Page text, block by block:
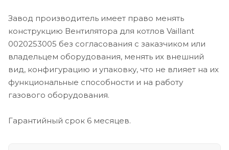
Завод производитель имеет право менять
конструкцию Вентилятора для котлов Vaillant
0020253005 без согласования с заказчиком или
владельцем оборудования, менять их внешний
вид, конфигурацию и упаковку, что не влияет на их
функциональные способности и на работу
газового оборудования.
Гарантийный срок 6 месяцев.